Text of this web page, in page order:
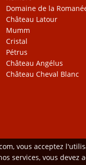
Domaine de la
Château Latour
Mumm
Cristal
Pétrus
Château Angélus
Château Cheval Blanc
vous acceptez
services, vous